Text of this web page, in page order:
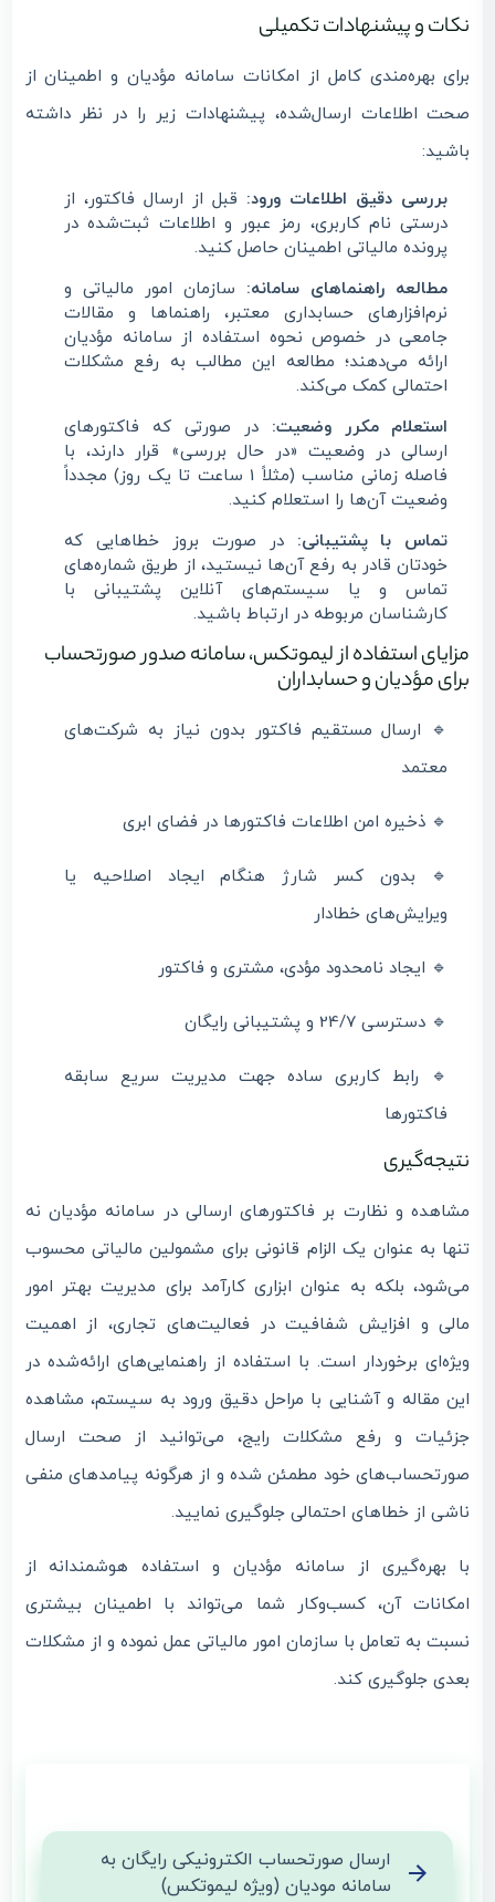
نکات و پیشنهادات تکمیلی
برای بهره‌مندی کامل از امکانات سامانه مؤدیان و اطمینان از
صحت اطلاعات ارسال‌شده، پیشنهادات زیر را در نظر داشته
باشید:
بررسی دقیق اطلاعات ورود: قبل از ارسال فاکتور، از
درستی نام کاربری، رمز عبور و اطلاعات ثبت‌شده در
پرونده مالیاتی اطمینان حاصل کنید.
مطالعه راهنماهای سامانه: سازمان امور مالیاتی و
نرم‌افزارهای حسابداری معتبر، راهنماها و مقالات
جامعی در خصوص نحوه استفاده از سامانه مؤدیان
ارائه می‌دهند؛ مطالعه این مطالب به رفع مشکلات
احتمالی کمک می‌کند.
استعلام مکرر وضعیت: در صورتی که فاکتورهای
ارسالی در وضعیت «در حال بررسی» قرار دارند، با
فاصله زمانی مناسب (مثلاً 1 ساعت تا یک روز) مجدداً
وضعیت آن‌ها را استعلام کنید.
تماس با پشتیبانی: در صورت بروز خطاهایی که
خودتان قادر به رفع آن‌ها نیستید، از طریق شماره‌های
تماس و یا سیستم‌های آنلاین پشتیبانی با
کارشناسان مربوطه در ارتباط باشید.
مزایای استفاده از لیموتکس، سامانه صدور صورتحساب
برای مؤدیان و حسابداران
🔹 ارسال مستقیم فاکتور بدون نیاز به شرکت‌های
معتمد
🔹 ذخیره امن اطلاعات فاکتورها در فضای ابری
🔹 بدون کسر شارژ هنگام ایجاد اصلاحیه یا
ویرایش‌های خطادار
🔹 ایجاد نامحدود مؤدی، مشتری و فاکتور
🔹 دسترسی 24/7 و پشتیبانی رایگان
🔹 رابط کاربری ساده جهت مدیریت سریع سابقه
فاکتورها
نتیجه‌گیری
مشاهده و نظارت بر فاکتورهای ارسالی در سامانه مؤدیان نه
تنها به عنوان یک الزام قانونی برای مشمولین مالیاتی محسوب
می‌شود، بلکه به عنوان ابزاری کارآمد برای مدیریت بهتر امور
مالی و افزایش شفافیت در فعالیت‌های تجاری، از اهمیت
ویژه‌ای برخوردار است. با استفاده از راهنمایی‌های ارائه‌شده در
این مقاله و آشنایی با مراحل دقیق ورود به سیستم، مشاهده
جزئیات و رفع مشکلات رایج، می‌توانید از صحت ارسال
صورتحساب‌های خود مطمئن شده و از هرگونه پیامدهای منفی
ناشی از خطاهای احتمالی جلوگیری نمایید.
با بهره‌گیری از سامانه مؤدیان و استفاده هوشمندانه از
امکانات آن، کسب‌وکار شما می‌تواند با اطمینان بیشتری
نسبت به تعامل با سازمان امور مالیاتی عمل نموده و از مشکلات
بعدی جلوگیری کند.
ارسال صورتحساب الکترونیکی رایگان به
سامانه مودیان (ویژه لیموتکس)